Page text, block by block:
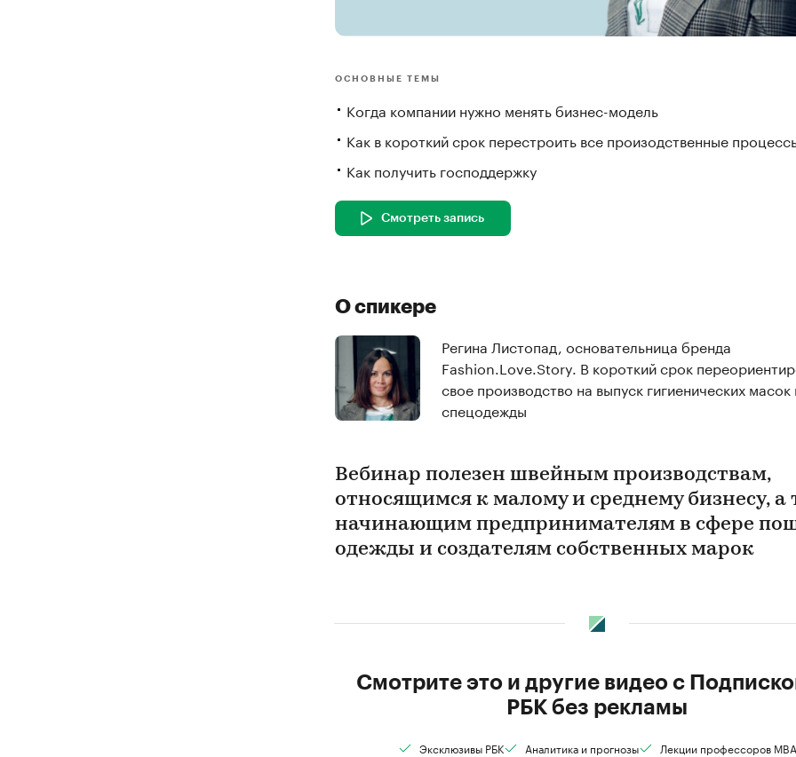
ОСНОВНЫЕ ТЕМЫ
Когда компании нужно менять бизнес-модель
Как в короткий срок перестроить все произодственные
Как получить господдержку
Смотреть запись
О спикере
Регина Листопад, основательница бренда
Fashion.Love.Story. В короткий срок
свое производство на выпуск гигиенических масок
спецодежды
Вебинар полезен швейным производствам,
относящимся к малому и среднему бизнесу, а
начинающим предпринимателям в сфере
одежды и создателям собственных марок
Смотрите это и другие видео с
РБК без рекламы
Эксклюзивы РБК Аналитика и прогнозы Лекции профессоров MBA